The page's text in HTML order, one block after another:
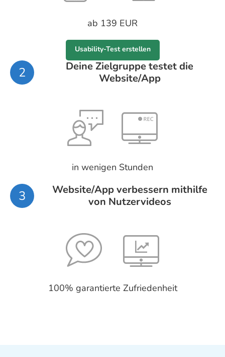
ab 139 EUR
Usability-Test erstellen
2
Deine Zielgruppe testet die
Website/App
in wenigen Stunden
3
Website/App verbessern mithilfe
von Nutzervideos
100% garantierte Zufriedenheit